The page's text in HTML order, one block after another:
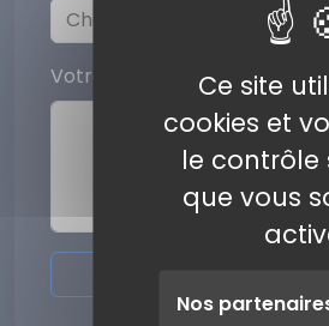
Ce site
cookies et
le contrôle
que vous
Nos
Votre commentaire